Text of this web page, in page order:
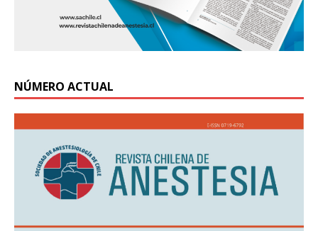
NÚMERO ACTUAL